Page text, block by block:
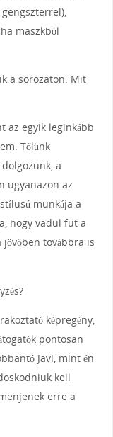
maszkból
a sorozaton. Mit
az egyik leginkább
Tőlünk
a
ugyanazon az
munkája a
hogy vadul fut a
jövőben továbbra is
képregény,
pontosan
Javi, mint én
kell
erre a